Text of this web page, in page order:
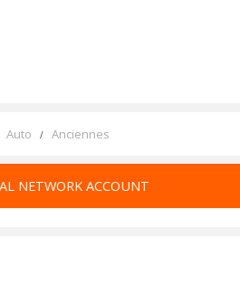
Auto Anciennes
NETWORK ACCOUNT